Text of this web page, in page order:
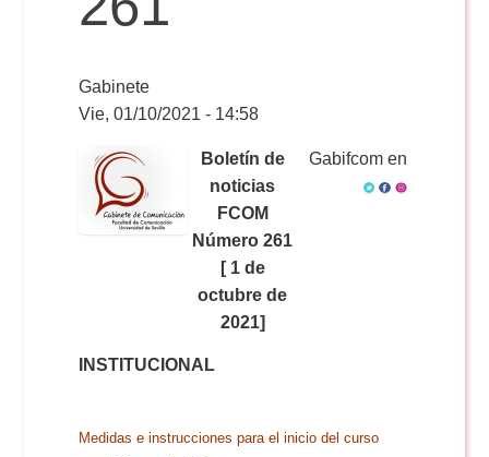
Horarios
Publicidad y RR.PP
Exámenes Grado
Periodismo
Publicidad y RR.PP
Secretaría Virtual
#miTFG
Gabinete
Vie, 01/10/2021 - 14:58
Boletín de
noticias
FCOM
Número 261
[ 1 de
octubre de
2021]
Gabifcom en
INSTITUCIONAL
Medidas e instrucciones para el inicio del curso